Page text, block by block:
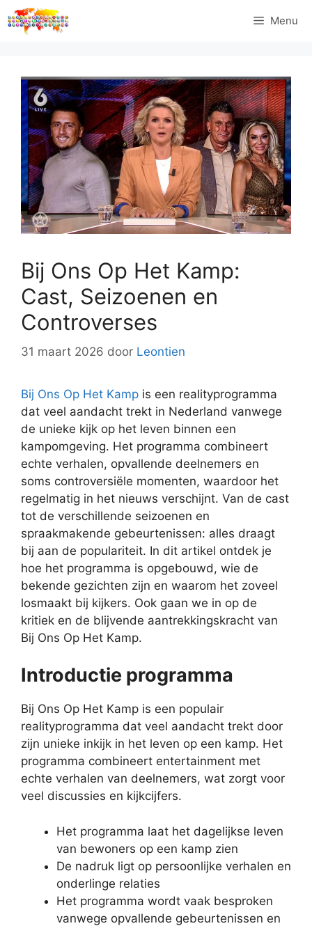
Ga
naar
Menu
Bij Ons Op Het Kamp:
Cast, Seizoenen en
Controverses
31 maart 2026 door Leontien
Bij Ons Op Het Kamp is een realityprogramma
dat veel aandacht trekt in Nederland vanwege
de unieke kijk op het leven binnen een
kampomgeving. Het programma combineert
echte verhalen, opvallende deelnemers en
soms controversiële momenten, waardoor het
regelmatig in het nieuws verschijnt. Van de cast
tot de verschillende seizoenen en
spraakmakende gebeurtenissen: alles draagt
bij aan de populariteit. In dit artikel ontdek je
hoe het programma is opgebouwd, wie de
bekende gezichten zijn en waarom het zoveel
losmaakt bij kijkers. Ook gaan we in op de
kritiek en de blijvende aantrekkingskracht van
Bij Ons Op Het Kamp.
Introductie programma
Bij Ons Op Het Kamp is een populair
realityprogramma dat veel aandacht trekt door
zijn unieke inkijk in het leven op een kamp. Het
programma combineert entertainment met
echte verhalen van deelnemers, wat zorgt voor
veel discussies en kijkcijfers.
Het programma laat het dagelijkse leven
van bewoners op een kamp zien
De nadruk ligt op persoonlijke verhalen en
onderlinge relaties
Het programma wordt vaak besproken
vanwege opvallende gebeurtenissen en